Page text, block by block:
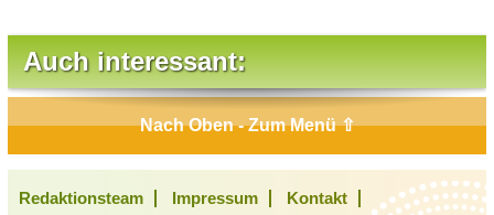
Auch interessant:
Nach Oben - Zum Menü ⇧
Redaktionsteam Impressum
Kontakt